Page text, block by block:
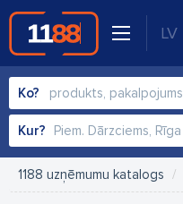
LV
Ko?
Kur?
1188 uzņēmumu katalogs